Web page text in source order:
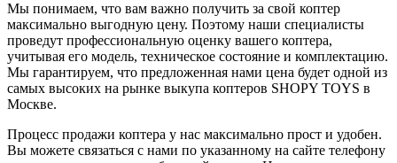
Мы понимаем, что вам важно получить за свой коптер
максимально выгодную цену. Поэтому наши специалисты
проведут профессиональную оценку вашего коптера,
учитывая его модель, техническое состояние и комплектацию.
Мы гарантируем, что предложенная нами цена будет одной из
самых высоких на рынке выкупа коптеров SHOPY TOYS в
Москве.
Процесс продажи коптера у нас максимально прост и удобен.
Вы можете связаться с нами по указанному на сайте телефону